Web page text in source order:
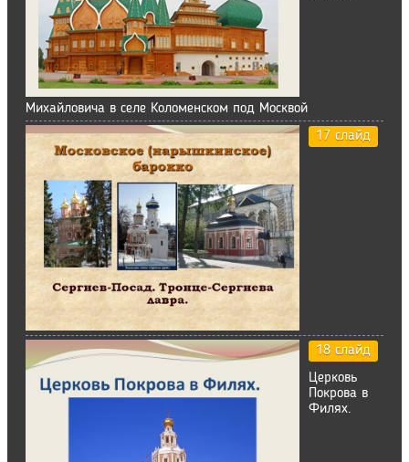
Михайловича в селе Коломенском под Москвой
17 слайд
18 слайд
Церковь
Покрова в
Филях.